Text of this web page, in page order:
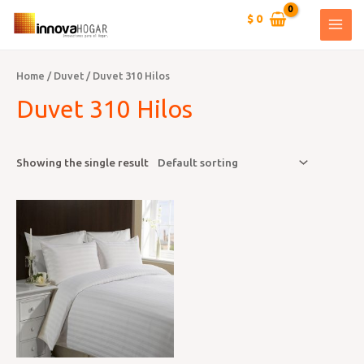
$ 0
Home / Duvet / Duvet 310 Hilos
Duvet 310 Hilos
Showing the single result